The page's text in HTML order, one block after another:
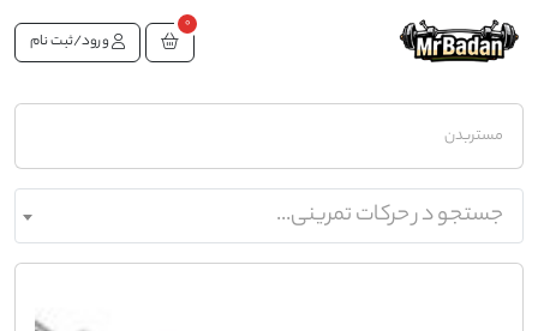
0
ورود/ثبت نام
مستربدن
جستجو در حرکات تمرینی...